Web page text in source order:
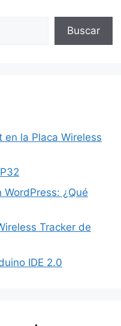
Buscar
en la Placa Wireless
¿Qué
Tracker de
IDE 2.0